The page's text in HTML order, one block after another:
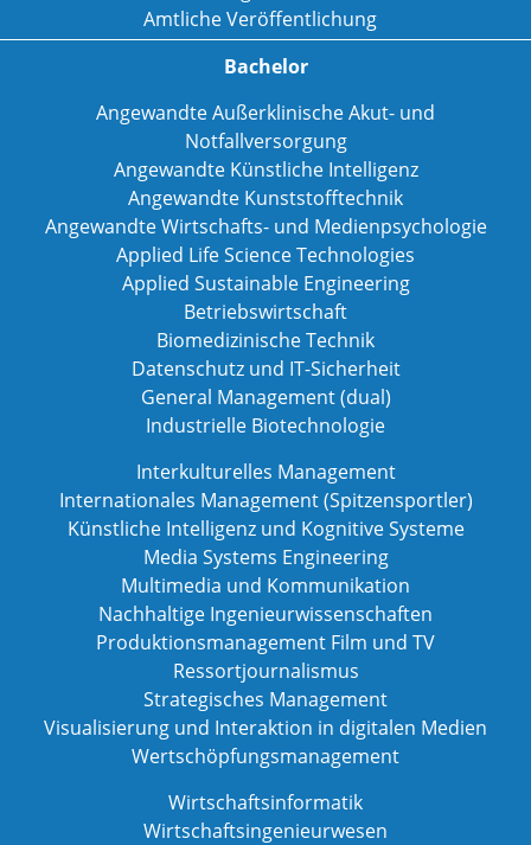
Amtliche Veröffentlichung
Bachelor
Angewandte Außerklinische Akut- und
Notfallversorgung
Angewandte Künstliche Intelligenz
Angewandte Kunststofftechnik
Angewandte Wirtschafts- und Medienpsychologie
Applied Life Science Technologies
Applied Sustainable Engineering
Betriebswirtschaft
Biomedizinische Technik
Datenschutz und IT-Sicherheit
General Management (dual)
Industrielle Biotechnologie
Interkulturelles Management
Internationales Management (Spitzensportler)
Künstliche Intelligenz und Kognitive Systeme
Media Systems Engineering
Multimedia und Kommunikation
Nachhaltige Ingenieurwissenschaften
Produktionsmanagement Film und TV
Ressortjournalismus
Strategisches Management
Visualisierung und Interaktion in digitalen Medien
Wertschöpfungsmanagement
Wirtschaftsinformatik
Wirtschaftsingenieurwesen